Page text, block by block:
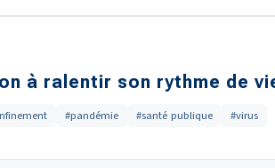
à ralentir son rythme de
#pandémie #santé publique #virus